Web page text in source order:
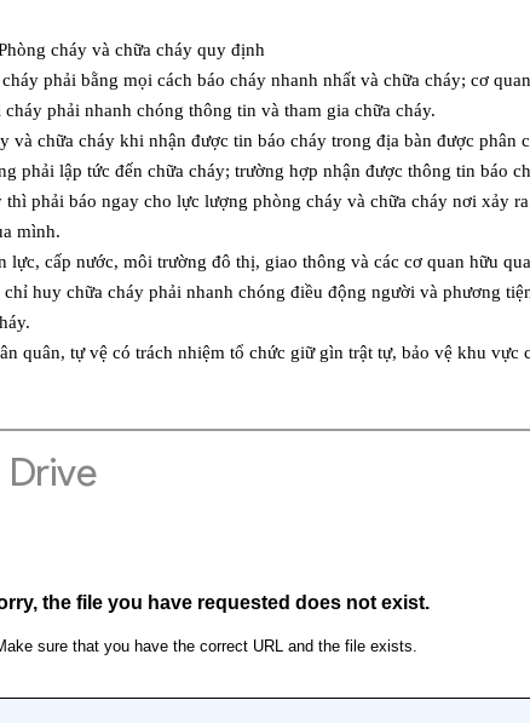
cháy và chữa cháy quy định
phải bằng mọi cách báo cháy nhanh nhất và chữa cháy; cơ
phải nhanh chóng thông tin và tham gia chữa cháy.
và chữa cháy khi nhận được tin báo cháy trong địa bàn được phân
phải lập tức đến chữa cháy; trường hợp nhận được thông tin báo
thì phải báo ngay cho lực lượng phòng cháy và chữa cháy nơi xảy
mình.
lực, cấp nước, môi trường đô thị, giao thông và các cơ quan hữu
huy chữa cháy phải nhanh chóng điều động người và phương
quân, tự vệ có trách nhiệm tổ chức giữ gìn trật tự, bảo vệ khu vực